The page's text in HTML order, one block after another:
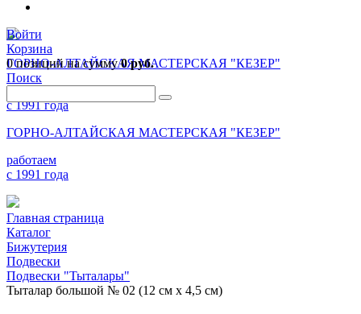
Войти
Корзина
0 позицийна сумму0 руб.
Поиск
ГОРНО-АЛТАЙСКАЯ МАСТЕРСКАЯ "КЕЗЕР"
работаем
с 1991 года
ГОРНО-АЛТАЙСКАЯ МАСТЕРСКАЯ "КЕЗЕР"
работаем
с 1991 года
Главная страница
Каталог
Бижутерия
Подвески
Подвески "Тыталары"
Тыталар большой № 02 (12 см х 4,5 см)